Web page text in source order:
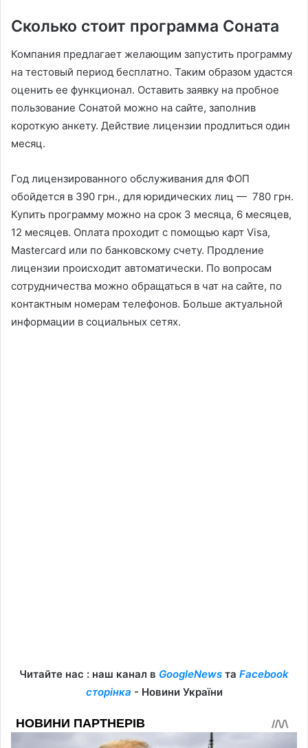
Сколько стоит программа Соната
Компания предлагает желающим запустить программу
на тестовый период бесплатно. Таким образом удастся
оценить ее функционал. Оставить заявку на пробное
пользование Сонатой можно на сайте, заполнив
короткую анкету. Действие лицензии продлиться один
месяц.
Год лицензированного обслуживания для ФОП
обойдется в 390 грн., для юридических лиц — 780 грн.
Купить программу можно на срок 3 месяца, 6 месяцев,
12 месяцев. Оплата проходит с помощью карт Visa,
Mastercard или по банковскому счету. Продление
лицензии происходит автоматически. По вопросам
сотрудничества можно обращаться в чат на сайте, по
контактным номерам телефонов. Больше актуальной
информации в социальных сетях.
Читайте нас : наш канал в GoogleNews та Facebook
сторінка - Новини України